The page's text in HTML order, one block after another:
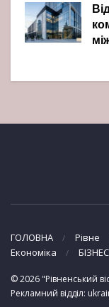
ГОЛОВНА Рівне
Економіка
БІЗНЕС
© 2026 "Рівненський
Рекламний відділ: